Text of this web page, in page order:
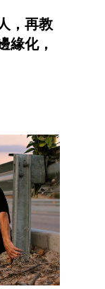
，再教
化，